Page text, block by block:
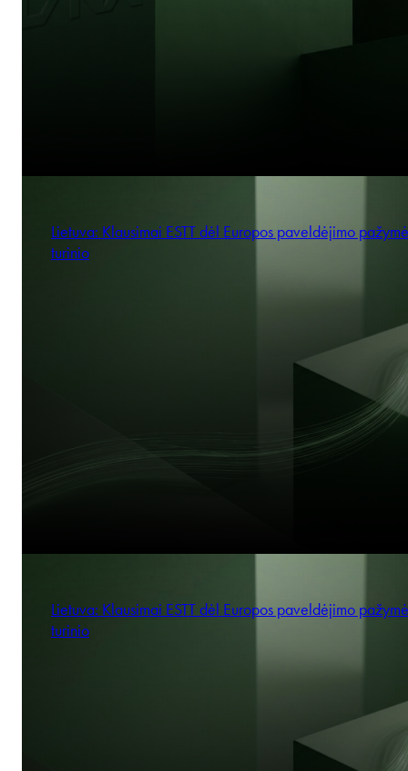
Lietuva: Klausimai ESTT dėl Europos paveldėjimo
turinio
Lietuva: Klausimai ESTT dėl Europos paveldėjimo
turinio